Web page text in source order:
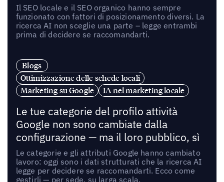
Il SEO locale e il SEO organico hanno sempre
funzionato con fattori di posizionamento diversi. La
ricerca AI non sceglie una parte – legge entrambi
prima di decidere se raccomandarti.
Blogs
Ottimizzazione delle schede locali
Marketing su Google
IA nel marketing locale
Le tue categorie del profilo attività
Google non sono cambiate dalla
configurazione — ma il loro pubblico, sì
Le categorie e gli attributi Google hanno cambiato
lavoro: oggi sono i dati strutturati che la ricerca AI
legge per decidere se raccomandarti. Ecco come
gestirli — per sede, su larga scala.